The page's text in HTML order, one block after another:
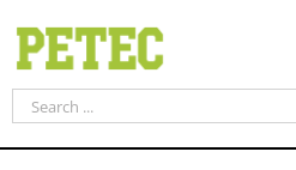
content
Search
for: